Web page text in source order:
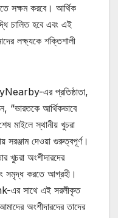
সক্ষম করবে। আর্থিক
চালিত হবে এবং এই
লক্ষ্যকে শক্তিশালী
এর প্রতিষ্ঠাতা,
“ভারতকে আর্থিকভাবে
মাইলে স্থানীয় খুচরা
সরঞ্জাম দেওয়া গুরুত্বপূর্ণ।
অংশীদারদের
সমৃদ্ধ করতে আগ্রহী।
এর সাথে এই সরলীকৃত
অংশীদারদের তাদের